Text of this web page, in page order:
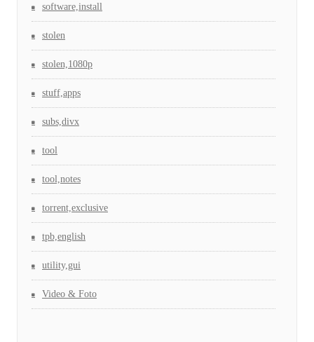
software,install
stolen
stolen,1080p
stuff,apps
subs,divx
tool
tool,notes
torrent,exclusive
tpb,english
utility,gui
Video & Foto